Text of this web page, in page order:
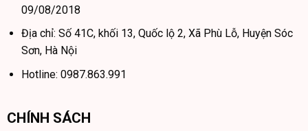
09/08/2018
Địa chỉ: Số 41C, khối 13, Quốc lộ 2, Xã Phù Lỗ, Huyện Sóc
Sơn, Hà Nội
Hotline: 0987.863.991
CHÍNH SÁCH